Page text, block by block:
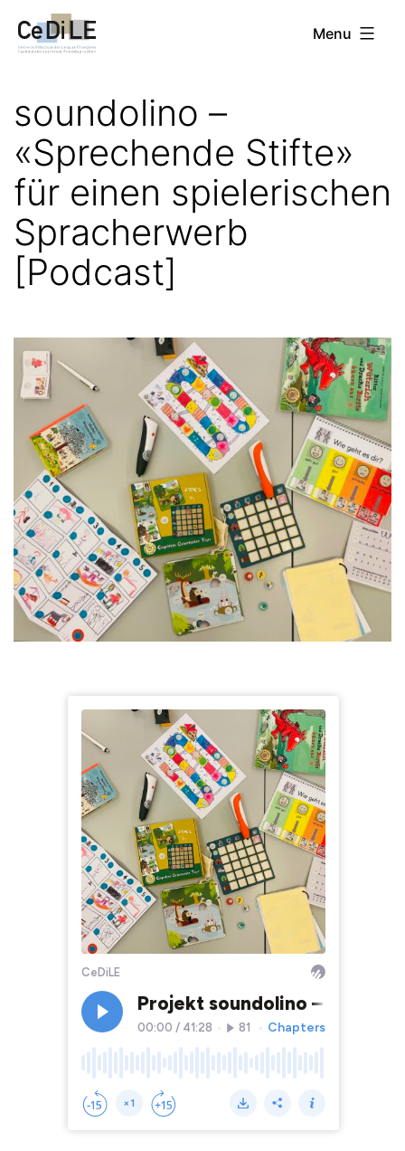
auCeDiLE Menu
soundolino –
«Sprechende Stifte»
für einen spielerischen
Spracherwerb
[Podcast]